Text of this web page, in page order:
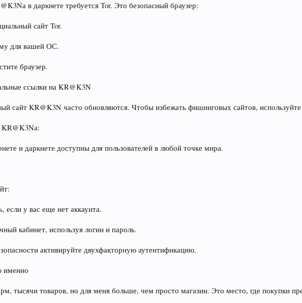
в даркнете требуется Tor. Это безопасный браузер:
сайт Tor.
для вашей ОС.
браузер.
ссылки на KR@K3N
сайт KR@K3N часто обновляются. Чтобы избежать фишинговых сайтов,
KR@K3Nа:
и даркнете доступны для пользователей в любой точке мира.
если у вас еще нет аккаунта.
кабинет, используя логин и пароль.
активируйте двухфакторную аутентификацию.
именно
тысячи товаров, но для меня больше, чем просто магазин. Это место, где покупки